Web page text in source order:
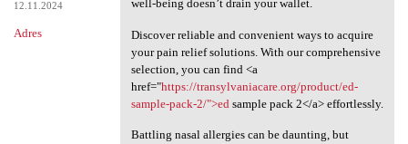
12.11.2024
Adres
well-being doesn’t drain your wallet.
Discover reliable and convenient ways to acquire
your pain relief solutions. With our comprehensive
selection, you can find <a
href="https://transylvaniacare.org/product/ed-
sample-pack-2/">ed sample pack 2</a> effortlessly.
Battling nasal allergies can be daunting, but